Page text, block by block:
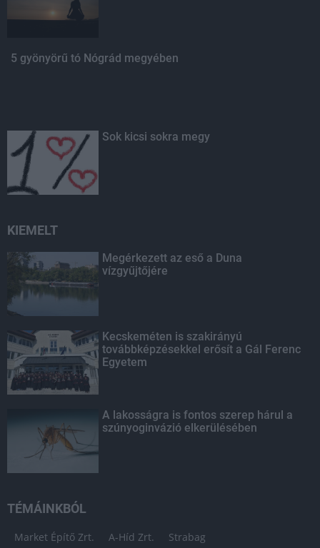
5 gyönyörű tó Nógrád megyében
Sok kicsi sokra megy
KIEMELT
Megérkezett az eső a Duna
vízgyűjtőjére
Kecskeméten is szakirányú
továbbképzésekkel erősít a Gál Ferenc
Egyetem
A lakosságra is fontos szerep hárul a
szúnyoginvázió elkerülésében
TÉMÁINKBÓL
Market Építő Zrt. A-Híd Zrt. Strabag